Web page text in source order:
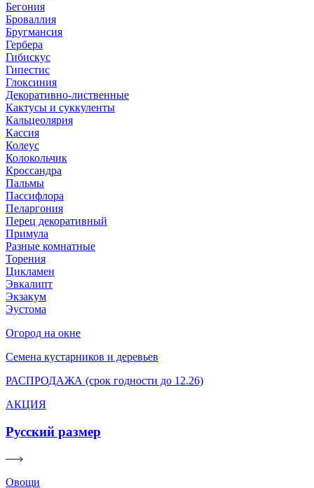
Бегония
Броваллия
Бругмансия
Гербера
Гибискус
Гипестис
Глоксиния
Декоративно-лиственные
Кактусы и суккуленты
Кальцеолярия
Кассия
Колеус
Колокольчик
Кроссандра
Пальмы
Пассифлора
Пеларгония
Перец декоративный
Примула
Разные комнатные
Торения
Цикламен
Эвкалипт
Экзакум
Эустома
Огород на окне
Семена кустарников и деревьев
РАСПРОДАЖА (срок годности до 12.26)
АКЦИЯ
Русский размер
Овощи